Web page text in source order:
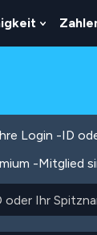
Show
Login -ID
-Mitglied